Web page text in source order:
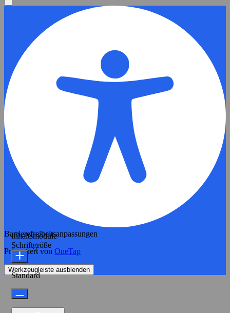
Barrierefreiheitsanpassungen
Präsentiert von OneTap
Werkzeugleiste ausblenden
Inhaltsmodule
Schriftgröße
Standard